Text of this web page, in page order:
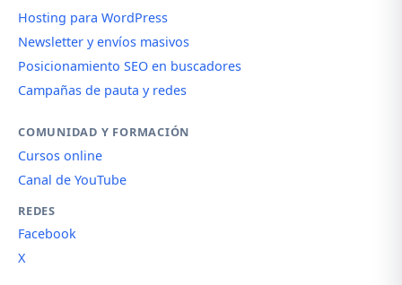
Hosting para WordPress
Newsletter y envíos masivos
Posicionamiento SEO en buscadores
Campañas de pauta y redes
COMUNIDAD Y FORMACIÓN
Cursos online
Canal de YouTube
REDES
Facebook
X